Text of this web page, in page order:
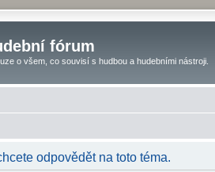
fórum
o všem, co souvisí s hudbou a hudebními nástroji.
odpovědět na toto téma.